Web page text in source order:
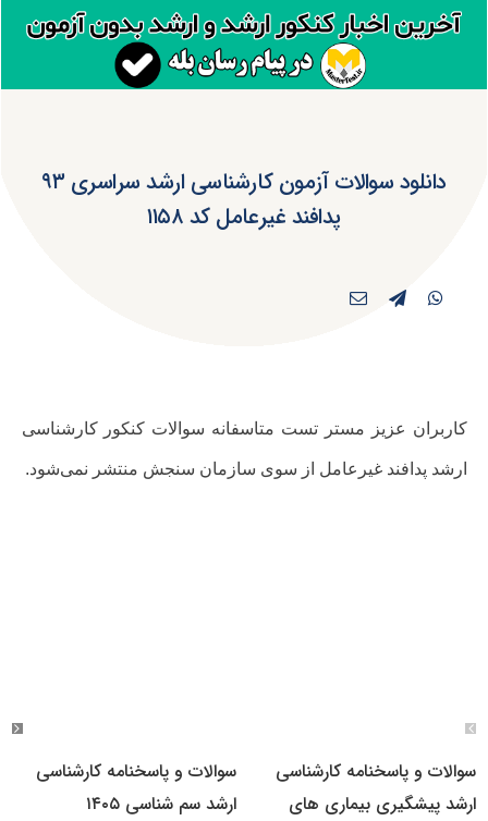
دانلود سوالات آزمون کارشناسی ارشد سراسری ۹۳
پدافند غیرعامل کد ۱۱۵۸
کاربران عزیز مستر تست متاسفانه سوالات کنکور کارشناسی
ارشد پدافند غیرعامل از سوی سازمان سنجش منتشر نمی‌شود.
سوالات و پاسخنامه کارشناسی
ارشد پیشگیری بیماری های
سوالات و پاسخنامه کارشناسی
ارشد سم شناسی ۱۴۰۵